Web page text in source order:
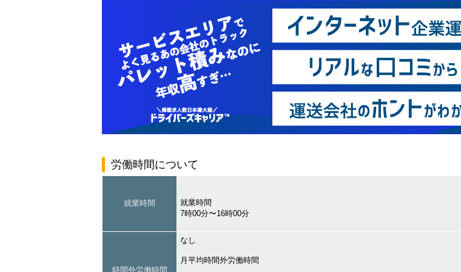
労働時間について
就業時間
就業時間
7時00分〜16時00分
時間外労働時間
なし
月平均時間外労働時間